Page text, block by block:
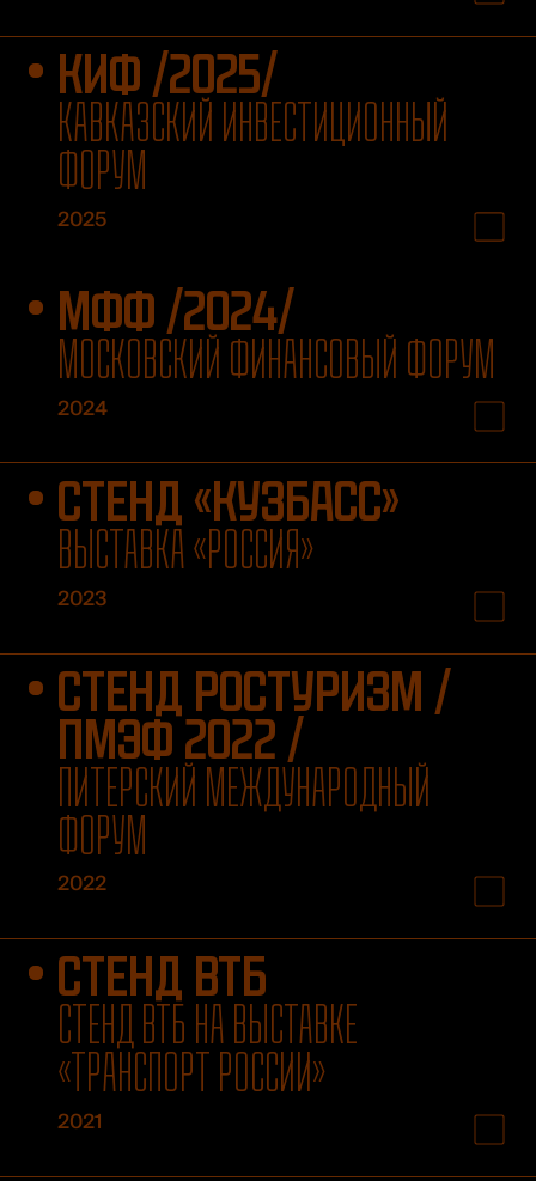
КИФ /2025/
КАВКАЗСКИЙ ИНВЕСТИЦИОННЫЙ
ФОРУМ
2025
МФФ /2024/
МОСКОВСКИЙ ФИНАНСОВЫЙ ФОРУМ
2024
СТЕНД «КУЗБАСС»
ВЫСТАВКА «РОССИЯ»
2023
СТЕНД РОСТУРИЗМ /
ПМЭФ 2022 /
ПИТЕРСКИЙ МЕЖДУНАРОДНЫЙ
ФОРУМ
2022
СТЕНД ВТБ
СТЕНД ВТБ НА ВЫСТАВКЕ
«ТРАНСПОРТ РОССИИ»
2021